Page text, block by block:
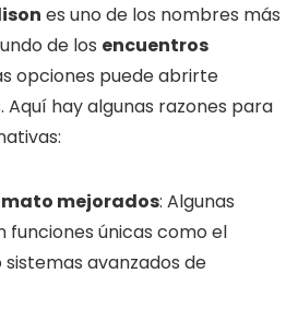
es uno de los nombres más
de los encuentros
opciones puede abrirte
Aquí hay algunas razones para
mejorados: Algunas
únicas como el
avanzados de